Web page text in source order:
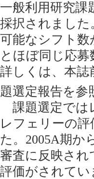
一般利用研究課
採択されました
可能なシフト
とほぼ同じ応
詳しくは、本誌
題選定報告を参
課題選定では
レフェリーの
た。2005A期か
審査に反映さ
評価がされて